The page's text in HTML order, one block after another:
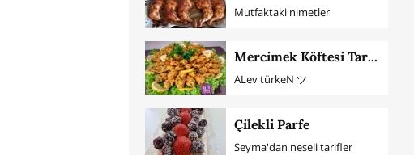
Mutfaktaki nimetler
Mercimek Köftesi Tarifi
ALev türkeN ツ
Çilekli Parfe
Seyma'dan neseli tarifler